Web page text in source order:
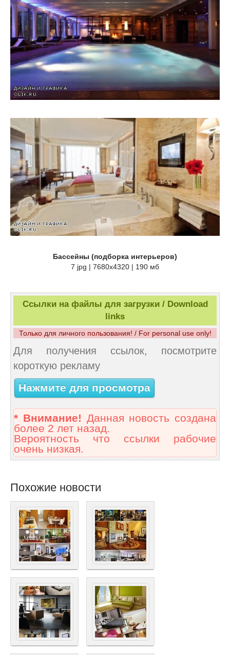
Бассейны (подборка интерьеров)
7 jpg | 7680x4320 | 190 мб
Ссылки на файлы для загрузки / Download
links
Только для личного пользования! / For personal use only!
Для получения ссылок, посмотрите
короткую рекламу
Нажмите для просмотра
* Внимание! Данная новость создана
более 2 лет назад.
Вероятность что ссылки рабочие
очень низкая.
Похожие новости